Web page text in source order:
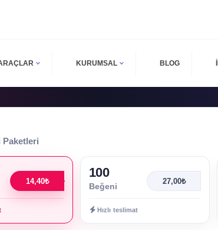
KURUMSAL BLOG
Paketleri
14,40₺
100
Beğeni
27,00₺
Hızlı teslimat